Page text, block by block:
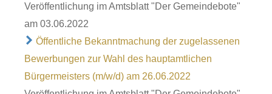
Veröffentlichung im Amtsblatt "Der Gemeindebote"
am 03.06.2022
Öffentliche Bekanntmachung der zugelassenen
Bewerbungen zur Wahl des hauptamtlichen
Bürgermeisters (m/w/d) am 26.06.2022